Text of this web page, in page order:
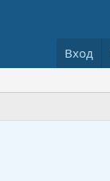
Вход